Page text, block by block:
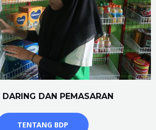
DARING DAN PEMASARAN
TENTANG BDP